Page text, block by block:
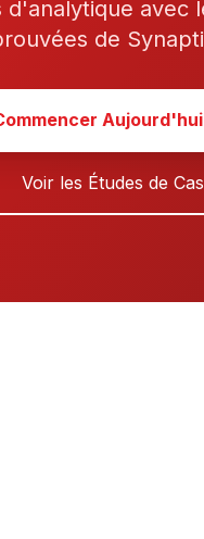
d'analytique avec
de
Aujourd'hui
Voir les Études de Cas